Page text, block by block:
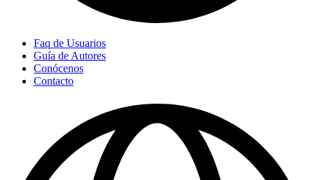
Faq de Usuarios
Guía de Autores
Conócenos
Contacto